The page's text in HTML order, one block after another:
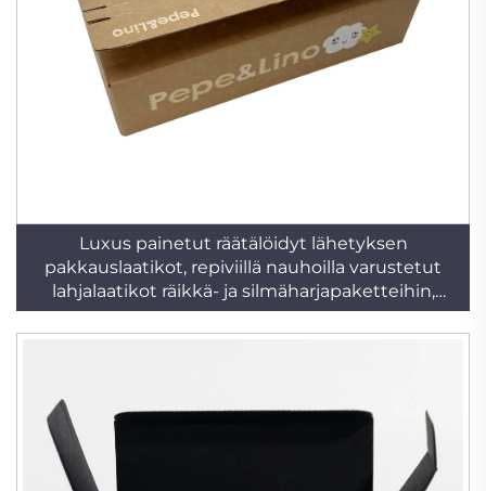
Luxus painetut räätälöidyt lähetyksen
pakkauslaatikot, repiviillä nauhoilla varustetut
lahjalaatikot räikkä- ja silmäharjapaketteihin,
vaatteisiin, ostoksille ja muuhun pakkaamiseen